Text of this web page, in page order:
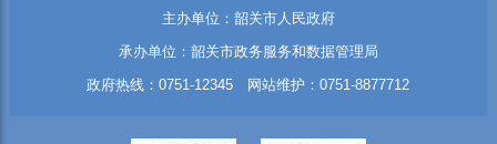
主办单位：韶关市人民政府
承办单位：韶关市政务服务和数据管理局
政府热线：0751-12345 网站维护：0751-8877712